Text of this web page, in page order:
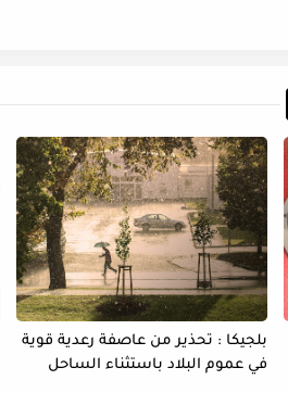
بلجيكا : تحذير من عاصفة رعدية قوية
في عموم البلاد باستثناء الساحل